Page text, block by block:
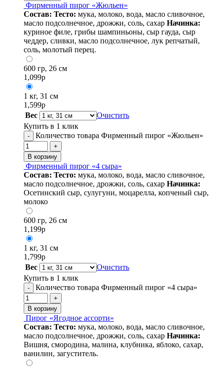
Фирменный пирог «Жюльен»
Состав: Тесто: мука, молоко, вода, масло сливочное,
масло подсолнечное, дрожжи, соль, сахар Начинка:
куриное филе, грибы шампиньоны, сыр гауда, сыр
чеддер, сливки, масло подсолнечное, лук репчатый,
соль, молотый перец.
600 гр, 26 см
1,099р
1 кг, 31 см
1,599р
Вес
Очистить
Купить в 1 клик
- Количество товара Фирменный пирог «Жюльен»
+
В корзину
Фирменный пирог «4 сыра»
Состав: Тесто: мука, молоко, вода, масло сливочное,
масло подсолнечное, дрожжи, соль, сахар Начинка:
Осетинский сыр, сулугуни, моцарелла, копченый сыр,
молоко
600 гр, 26 см
1,199р
1 кг, 31 см
1,799р
Вес
Очистить
Купить в 1 клик
- Количество товара Фирменный пирог «4 сыра»
+
В корзину
Пирог «Ягодное ассорти»
Состав: Тесто: мука, молоко, вода, масло сливочное,
масло подсолнечное, дрожжи, соль, сахар Начинка:
Вишня, смородина, малина, клубника, яблоко, сахар,
ванилин, загуститель.